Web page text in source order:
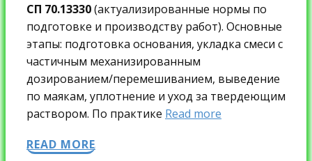
СП 70.13330(актуализированные нормы по
подготовке и производству работ). Основные
этапы: подготовка основания, укладка смеси с
частичным механизированным
дозированием/перемешиванием, выведение
по маякам, уплотнение и уход за твердеющим
раствором. По практике Read more
READ MORE